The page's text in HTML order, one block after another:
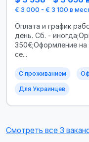
€ 3 000 - € 3 100 в
Оплата и график
день. Сб. -
350€;Оформление
се...
С проживанием
Для Украинцев
Смотреть все 3